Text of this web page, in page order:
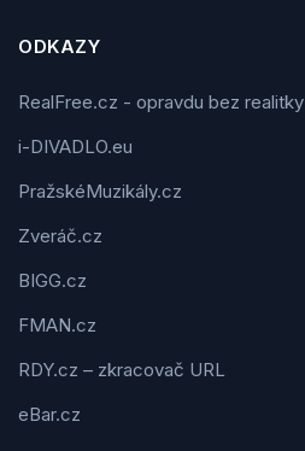
ODKAZY
RealFree.cz - opravdu bez realitky
i-DIVADLO.eu
PražskéMuzikály.cz
Zveráč.cz
BIGG.cz
FMAN.cz
RDY.cz – zkracovač URL
eBar.cz